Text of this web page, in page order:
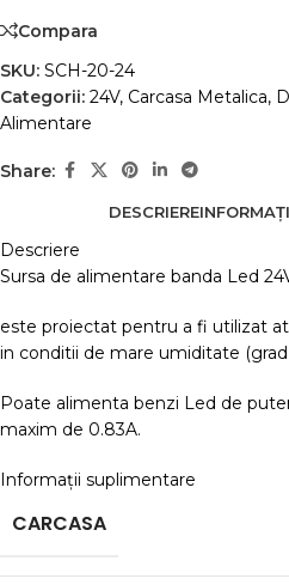
Compara
SKU: SCH-20-24
Categorii: 24V, Carcasa Metalica,
Alimentare
Share:
DESCRIERE
Descriere
Sursa de alimentare banda Led
este proiectat pentru a fi utilizat
in conditii de mare umiditate
Poate alimenta benzi Led de
maxim de 0.83A.
Informații suplimentare
CARCASA